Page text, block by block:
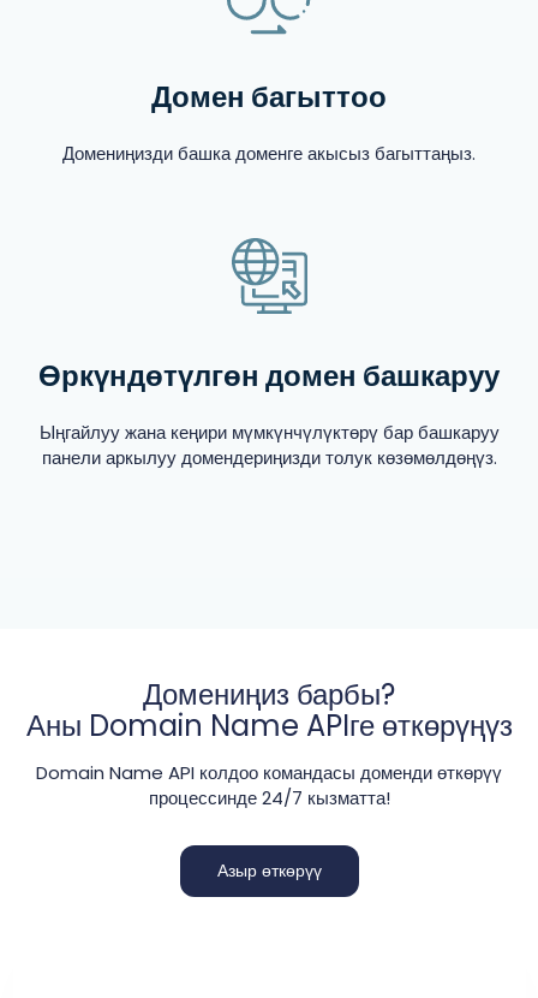
Домен багыттоо
Домениңизди башка доменге акысыз багыттаңыз.
Өркүндөтүлгөн домен башкаруу
Ыңгайлуу жана кеңири мүмкүнчүлүктөрү бар башкаруу
панели аркылуу домендериңизди толук көзөмөлдөңүз.
Домениңиз барбы?
Аны Domain Name APIге өткөрүңүз
Domain Name API колдоо командасы доменди өткөрүү
процессинде 24/7 кызматта!
Азыр өткөрүү